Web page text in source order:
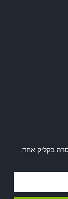
בקליק אחד.